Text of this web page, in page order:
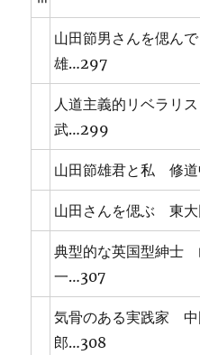
山田節男さんを偲ん
雄…297
人道主義的リベラリ
武…299
山田節雄君と私 修
山田さんを偲ぶ 東
典型的な英国型紳士
一…307
気骨のある実践家
郎…308